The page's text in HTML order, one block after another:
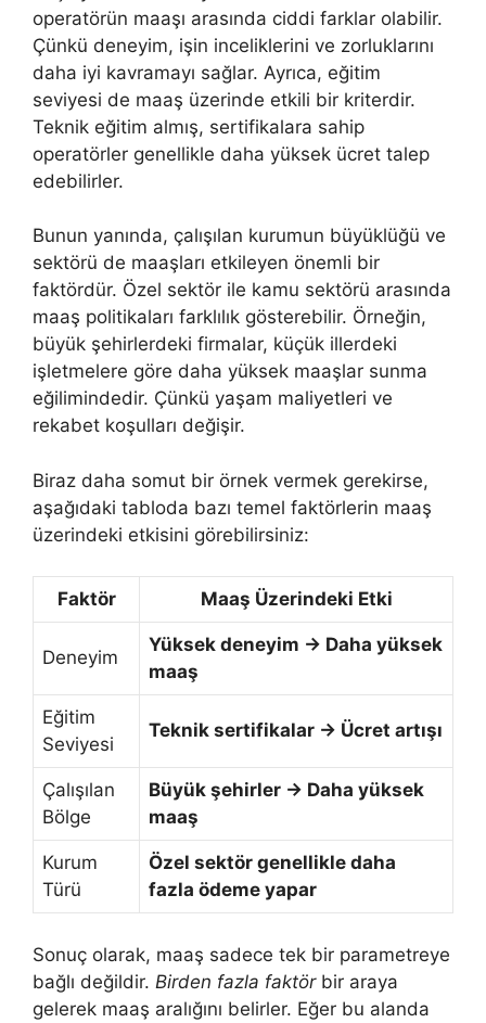
operatörün maaşı arasında ciddi farklar olabilir.
Çünkü deneyim, işin inceliklerini ve zorluklarını
daha iyi kavramayı sağlar. Ayrıca, eğitim
seviyesi de maaş üzerinde etkili bir kriterdir.
Teknik eğitim almış, sertifikalara sahip
operatörler genellikle daha yüksek ücret talep
edebilirler.
Bunun yanında, çalışılan kurumun büyüklüğü ve
sektörü de maaşları etkileyen önemli bir
faktördür. Özel sektör ile kamu sektörü arasında
maaş politikaları farklılık gösterebilir. Örneğin,
büyük şehirlerdeki firmalar, küçük illerdeki
işletmelere göre daha yüksek maaşlar sunma
eğilimindedir. Çünkü yaşam maliyetleri ve
rekabet koşulları değişir.
Biraz daha somut bir örnek vermek gerekirse,
aşağıdaki tabloda bazı temel faktörlerin maaş
üzerindeki etkisini görebilirsiniz:
Faktör Maaş Üzerindeki Etki
Deneyim
Yüksek deneyim → Daha yüksek
maaş
Eğitim
Seviyesi
Teknik sertifikalar → Ücret artışı
Çalışılan
Bölge
Büyük şehirler → Daha yüksek
maaş
Kurum
Türü
Özel sektör genellikle daha
fazla ödeme yapar
Sonuç olarak, maaş sadece tek bir parametreye
bağlı değildir. Birden fazla faktörbir araya
gelerek maaş aralığını belirler. Eğer bu alanda